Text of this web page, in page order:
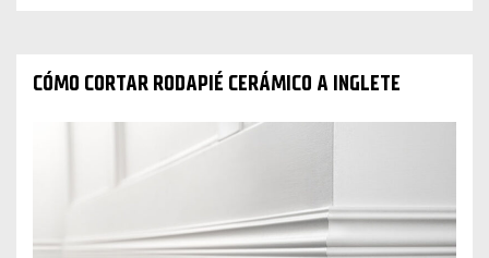
CÓMO CORTAR RODAPIÉ CERÁMICO A INGLETE